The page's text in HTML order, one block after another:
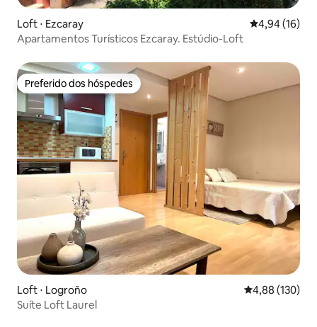
Loft ⋅ Ezcaray 4,94 de uma
4,94 (16)
Apartamentos Turísticos Ezcaray. Estúdio-Loft
Preferido dos hóspedes
Preferido dos hóspedes
Loft ⋅ Logroño 4,88 de uma
4,88 (130)
Suíte Loft Laurel